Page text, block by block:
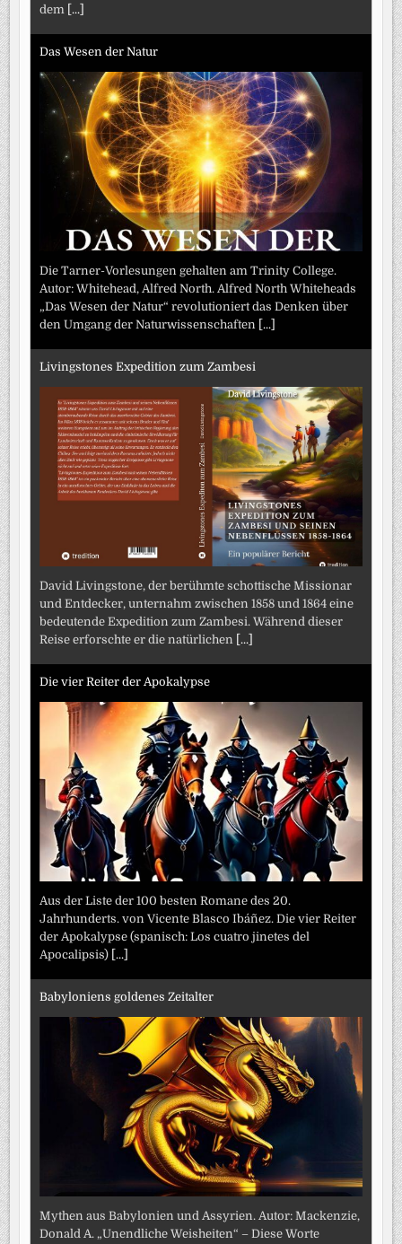
dem [...]
Das Wesen der Natur
Die Tarner-Vorlesungen gehalten am Trinity College.
Autor: Whitehead, Alfred North. Alfred North Whiteheads
„Das Wesen der Natur“ revolutioniert das Denken über
den Umgang der Naturwissenschaften [...]
Livingstones Expedition zum Zambesi
David Livingstone, der berühmte schottische Missionar
und Entdecker, unternahm zwischen 1858 und 1864 eine
bedeutende Expedition zum Zambesi. Während dieser
Reise erforschte er die natürlichen [...]
Die vier Reiter der Apokalypse
Aus der Liste der 100 besten Romane des 20.
Jahrhunderts. von Vicente Blasco Ibáñez. Die vier Reiter
der Apokalypse (spanisch: Los cuatro jinetes del
Apocalipsis) [...]
Babyloniens goldenes Zeitalter
Mythen aus Babylonien und Assyrien. Autor: Mackenzie,
Donald A. „Unendliche Weisheiten“ – Diese Worte